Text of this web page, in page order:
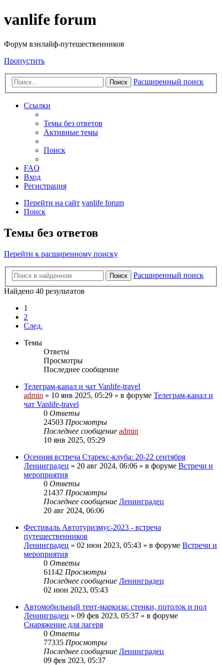
vanlife forum
Форум вэнлайф-путешественников
Пропустить
Поиск Расширенный поиск
Ссылки
Темы без ответов
Активные темы
Поиск
FAQ
Вход
Регистрация
Перейти на сайт vanlife forum
Поиск
Темы без ответов
Перейти к расширенному поиску
Поиск
Расширенный поиск
Найдено 40 результатов
1
2
След.
Темы
Ответы
Просмотры
Последнее сообщение
Телеграм-канал и чат Vanlife-travel
admin » 10 янв 2025, 05:29 » в форуме Телеграм-канал и
чат Vanlife-travel
0 Ответы
24503 Просмотры
Последнее сообщение admin
10 янв 2025, 05:29
Осенняя встреча Старекс-клуба: 20-22 сентября
Ленинградец » 20 авг 2024, 06:06 » в форуме Встречи и
мероприятия
0 Ответы
21437 Просмотры
Последнее сообщение Ленинградец
20 авг 2024, 06:06
Фестиваль Автотуризмус-2023 - встреча
путешественников
Ленинградец » 02 июн 2023, 05:43 » в форуме Встречи и
мероприятия
0 Ответы
61142 Просмотры
Последнее сообщение Ленинградец
02 июн 2023, 05:43
Автомобильный тент-маркиза: стенки, потолок и пол
Ленинградец » 09 фев 2023, 05:37 » в форуме
Снаряжение для лагеря
0 Ответы
77335 Просмотры
Последнее сообщение Ленинградец
09 фев 2023, 05:37